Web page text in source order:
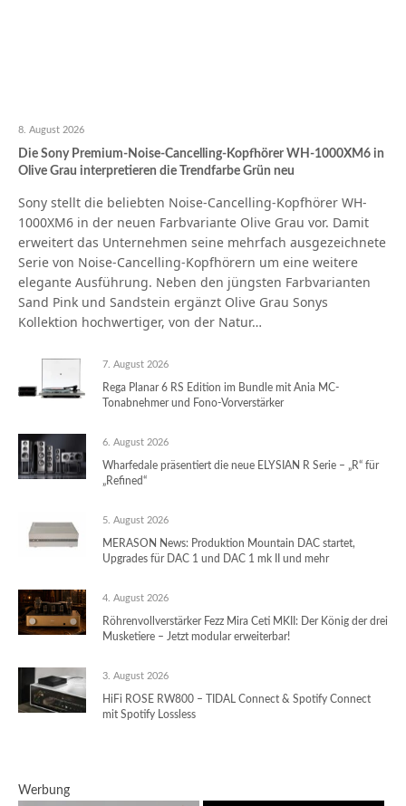
8. August 2026
Die Sony Premium-Noise-Cancelling-Kopfhörer WH-1000XM6 in
Olive Grau interpretieren die Trendfarbe Grün neu
Sony stellt die beliebten Noise-Cancelling-Kopfhörer WH-
1000XM6 in der neuen Farbvariante Olive Grau vor. Damit
erweitert das Unternehmen seine mehrfach ausgezeichnete
Serie von Noise-Cancelling-Kopfhörern um eine weitere
elegante Ausführung. Neben den jüngsten Farbvarianten
Sand Pink und Sandstein ergänzt Olive Grau Sonys
Kollektion hochwertiger, von der Natur…
7. August 2026
Rega Planar 6 RS Edition im Bundle mit Ania MC-
Tonabnehmer und Fono-Vorverstärker
6. August 2026
Wharfedale präsentiert die neue ELYSIAN R Serie – „R“ für
„Refined“
5. August 2026
MERASON News: Produktion Mountain DAC startet,
Upgrades für DAC 1 und DAC 1 mk II und mehr
4. August 2026
Röhrenvollverstärker Fezz Mira Ceti MKII: Der König der drei
Musketiere – Jetzt modular erweiterbar!
3. August 2026
HiFi ROSE RW800 – TIDAL Connect & Spotify Connect
mit Spotify Lossless
Werbung